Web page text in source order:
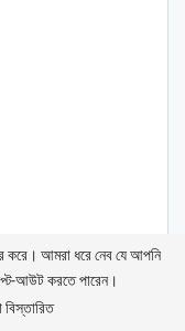
করে। আমরা ধরে নেব যে আপনি
আউট করতে পারেন।